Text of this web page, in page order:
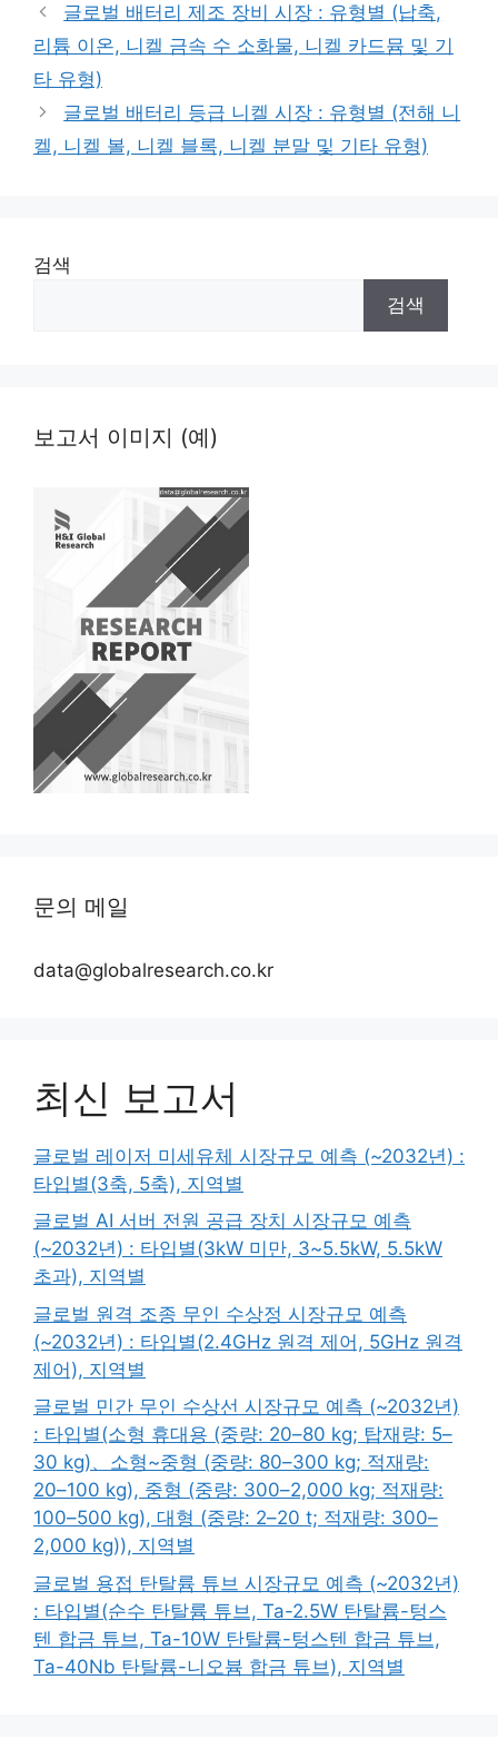
글로벌 배터리 제조 장비 시장 : 유형별 (납축,
리튬 이온, 니켈 금속 수 소화물, 니켈 카드뮴 및 기
타 유형)
글로벌 배터리 등급 니켈 시장 : 유형별 (전해 니
켈, 니켈 볼, 니켈 블록, 니켈 분말 및 기타 유형)
검색
검색
보고서 이미지 (예)
문의 메일
data@globalresearch.co.kr
최신 보고서
글로벌 레이저 미세유체 시장규모 예측 (~2032년) :
타입별(3축, 5축), 지역별
글로벌 AI 서버 전원 공급 장치 시장규모 예측
(~2032년) : 타입별(3kW 미만, 3~5.5kW, 5.5kW
초과), 지역별
글로벌 원격 조종 무인 수상정 시장규모 예측
(~2032년) : 타입별(2.4GHz 원격 제어, 5GHz 원격
제어), 지역별
글로벌 민간 무인 수상선 시장규모 예측 (~2032년)
: 타입별(소형 휴대용 (중량: 20–80 kg; 탑재량: 5–
30 kg)、소형~중형 (중량: 80–300 kg; 적재량:
20–100 kg), 중형 (중량: 300–2,000 kg; 적재량:
100–500 kg), 대형 (중량: 2–20 t; 적재량: 300–
2,000 kg)), 지역별
글로벌 용접 탄탈륨 튜브 시장규모 예측 (~2032년)
: 타입별(순수 탄탈륨 튜브, Ta-2.5W 탄탈륨-텅스
텐 합금 튜브, Ta-10W 탄탈륨-텅스텐 합금 튜브,
Ta-40Nb 탄탈륨-니오븀 합금 튜브), 지역별